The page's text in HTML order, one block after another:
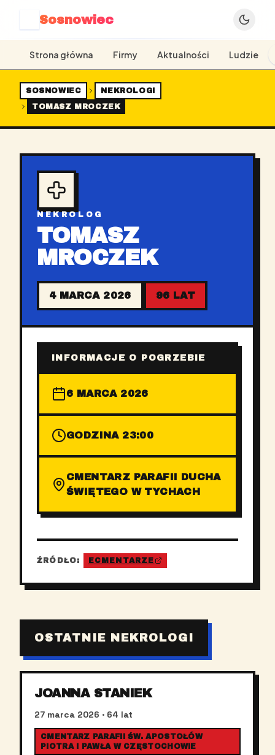
Sosnowiec
Strona główna Firmy Aktualności Ludzie
SOSNOWIEC
NEKROLOGI
TOMASZ MROCZEK
NEKROLOG
TOMASZ
MROCZEK
4 MARCA 2026 96 LAT
INFORMACJE O POGRZEBIE
6 MARCA 2026
GODZINA 23:00
CMENTARZ PARAFII DUCHA
ŚWIĘTEGO W TYCHACH
ŹRÓDŁO: ECMENTARZE
OSTATNIE NEKROLOGI
JOANNA STANIEK
27 marca 2026 · 64 lat
CMENTARZ PARAFII ŚW. APOSTOŁÓW
PIOTRA I PAWŁA W CZĘSTOCHOWIE